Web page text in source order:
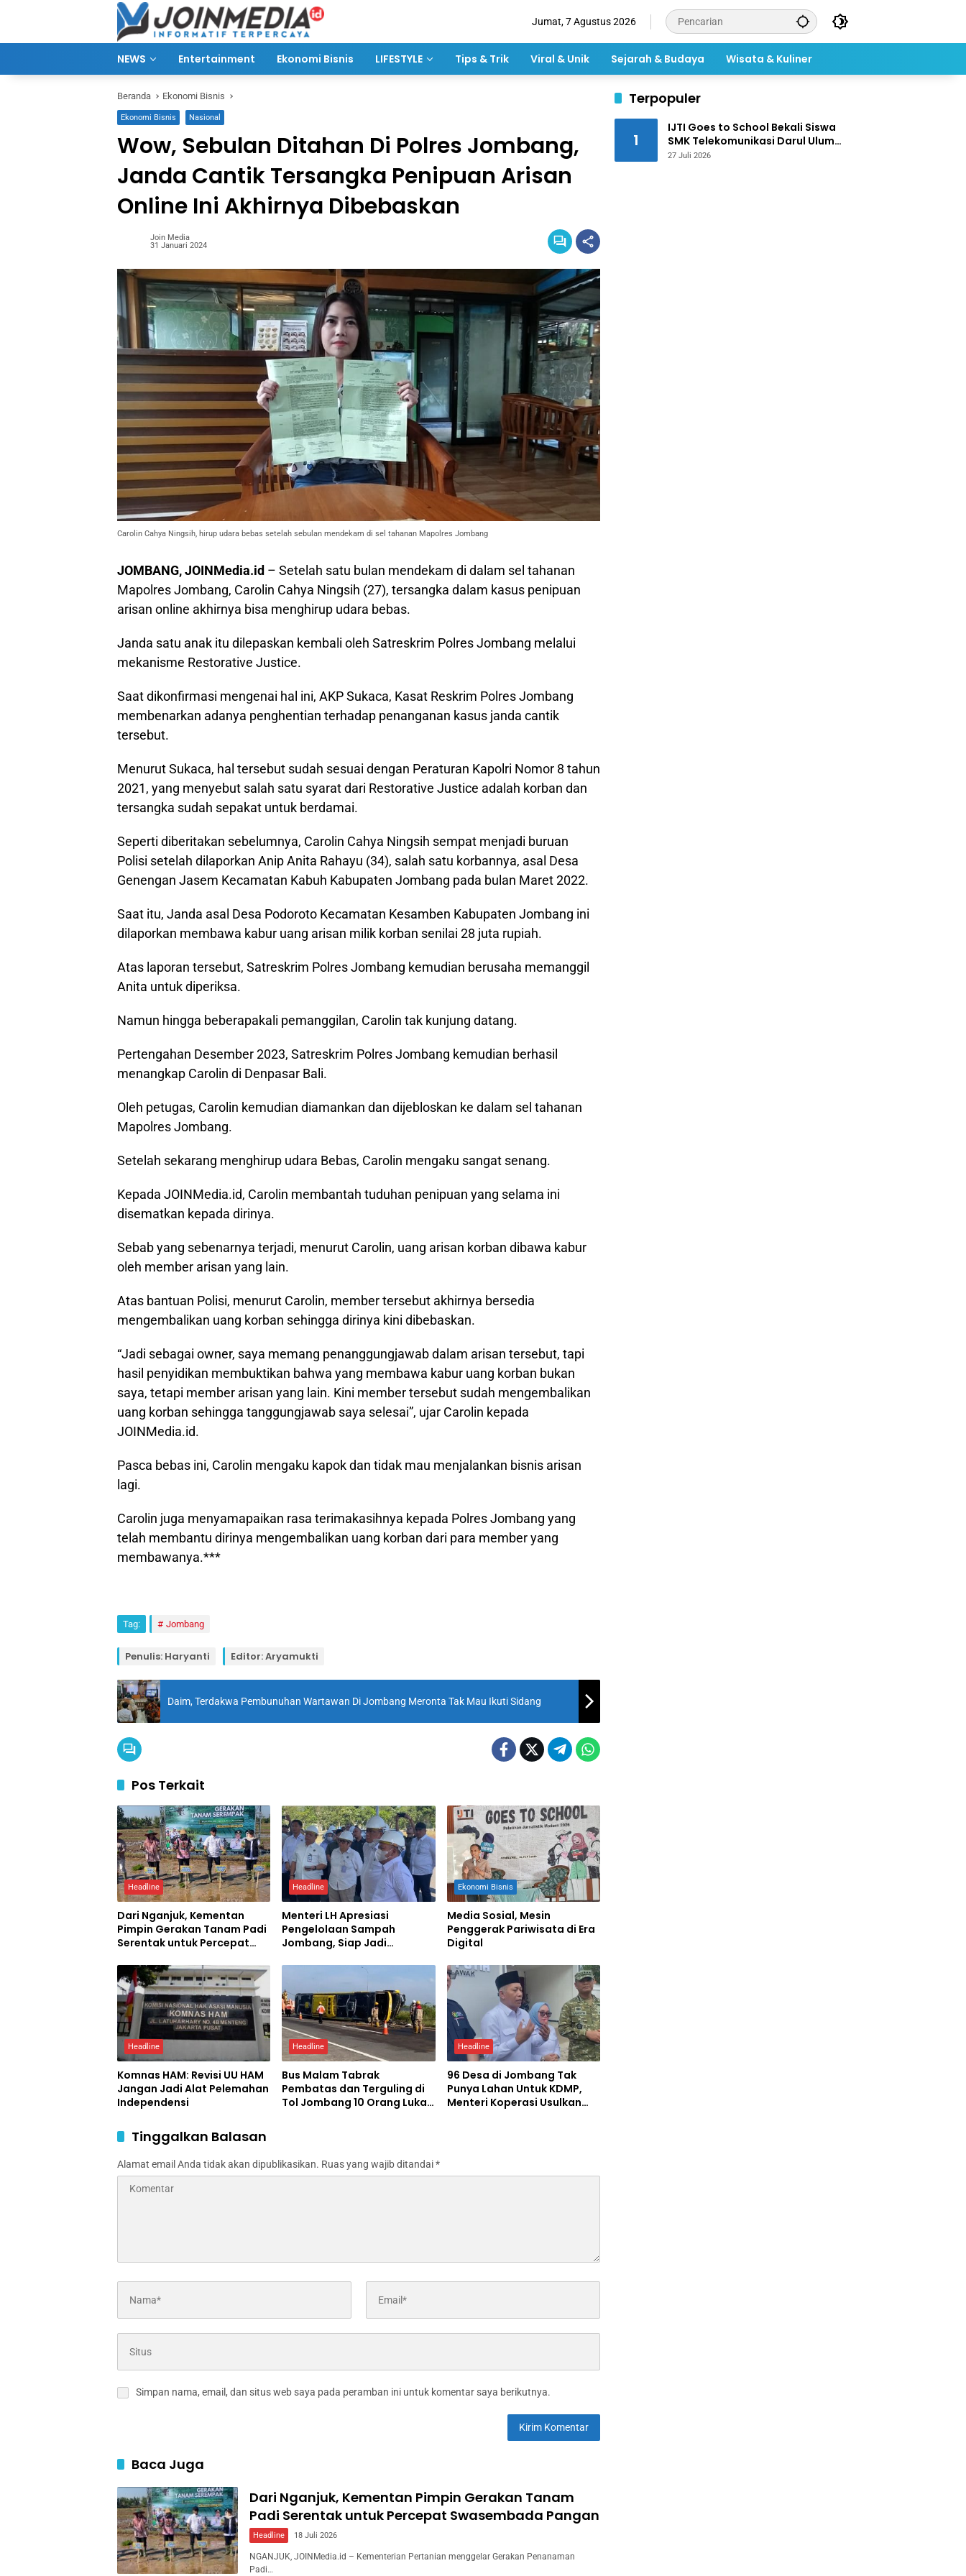
Jumat, 7 Agustus 2026
NEWS Entertainment Ekonomi Bisnis LIFESTYLE Tips & Trik Viral & Unik Sejarah & Budaya Wisata & Kuliner
Beranda Ekonomi Bisnis
Ekonomi Bisnis Nasional
Wow, Sebulan Ditahan Di Polres Jombang,
Janda Cantik Tersangka Penipuan Arisan
Online Ini Akhirnya Dibebaskan
Join Media
31 Januari 2024
Carolin Cahya Ningsih, hirup udara bebas setelah sebulan mendekam di sel tahanan Mapolres Jombang
JOMBANG, JOINMedia.id – Setelah satu bulan mendekam di dalam sel tahanan
Mapolres Jombang, Carolin Cahya Ningsih (27), tersangka dalam kasus penipuan
arisan online akhirnya bisa menghirup udara bebas.
Janda satu anak itu dilepaskan kembali oleh Satreskrim Polres Jombang melalui
mekanisme Restorative Justice.
Saat dikonfirmasi mengenai hal ini, AKP Sukaca, Kasat Reskrim Polres Jombang
membenarkan adanya penghentian terhadap penanganan kasus janda cantik
tersebut.
Menurut Sukaca, hal tersebut sudah sesuai dengan Peraturan Kapolri Nomor 8 tahun
2021, yang menyebut salah satu syarat dari Restorative Justice adalah korban dan
tersangka sudah sepakat untuk berdamai.
Seperti diberitakan sebelumnya, Carolin Cahya Ningsih sempat menjadi buruan
Polisi setelah dilaporkan Anip Anita Rahayu (34), salah satu korbannya, asal Desa
Genengan Jasem Kecamatan Kabuh Kabupaten Jombang pada bulan Maret 2022.
Saat itu, Janda asal Desa Podoroto Kecamatan Kesamben Kabupaten Jombang ini
dilaporkan membawa kabur uang arisan milik korban senilai 28 juta rupiah.
Atas laporan tersebut, Satreskrim Polres Jombang kemudian berusaha memanggil
Anita untuk diperiksa.
Namun hingga beberapakali pemanggilan, Carolin tak kunjung datang.
Pertengahan Desember 2023, Satreskrim Polres Jombang kemudian berhasil
menangkap Carolin di Denpasar Bali.
Oleh petugas, Carolin kemudian diamankan dan dijebloskan ke dalam sel tahanan
Mapolres Jombang.
Setelah sekarang menghirup udara Bebas, Carolin mengaku sangat senang.
Kepada JOINMedia.id, Carolin membantah tuduhan penipuan yang selama ini
disematkan kepada dirinya.
Sebab yang sebenarnya terjadi, menurut Carolin, uang arisan korban dibawa kabur
oleh member arisan yang lain.
Atas bantuan Polisi, menurut Carolin, member tersebut akhirnya bersedia
mengembalikan uang korban sehingga dirinya kini dibebaskan.
“Jadi sebagai owner, saya memang penanggungjawab dalam arisan tersebut, tapi
hasil penyidikan membuktikan bahwa yang membawa kabur uang korban bukan
saya, tetapi member arisan yang lain. Kini member tersebut sudah mengembalikan
uang korban sehingga tanggungjawab saya selesai”, ujar Carolin kepada
JOINMedia.id.
Pasca bebas ini, Carolin mengaku kapok dan tidak mau menjalankan bisnis arisan
lagi.
Carolin juga menyamapaikan rasa terimakasihnya kepada Polres Jombang yang
telah membantu dirinya mengembalikan uang korban dari para member yang
membawanya.***
Tag: Jombang
Penulis: Haryanti Editor: Aryamukti
Daim, Terdakwa Pembunuhan Wartawan Di Jombang Meronta Tak Mau Ikuti Sidang
Pos Terkait
Headline
Dari Nganjuk, Kementan
Pimpin Gerakan Tanam Padi
Serentak untuk Percepat
Headline
Menteri LH Apresiasi
Pengelolaan Sampah
Jombang, Siap Jadi
Ekonomi Bisnis
Media Sosial, Mesin
Penggerak Pariwisata di Era
Digital
Headline
Komnas HAM: Revisi UU HAM
Jangan Jadi Alat Pelemahan
Independensi
Headline
Bus Malam Tabrak
Pembatas dan Terguling di
Tol Jombang 10 Orang Luka-
Headline
96 Desa di Jombang Tak
Punya Lahan Untuk KDMP,
Menteri Koperasi Usulkan
Tinggalkan Balasan
Alamat email Anda tidak akan dipublikasikan. Ruas yang wajib ditandai*
Simpan nama, email, dan situs web saya pada peramban ini untuk komentar saya berikutnya.
Baca Juga
Dari Nganjuk, Kementan Pimpin Gerakan Tanam
Padi Serentak untuk Percepat Swasembada Pangan
Headline 18 Juli 2026
NGANJUK, JOINMedia.id – Kementerian Pertanian menggelar Gerakan Penanaman
Padi…
Terpopuler
1
IJTI Goes to School Bekali Siswa
SMK Telekomunikasi Darul Ulum
Jombang Kuasai Jurnalistik
27 Juli 2026